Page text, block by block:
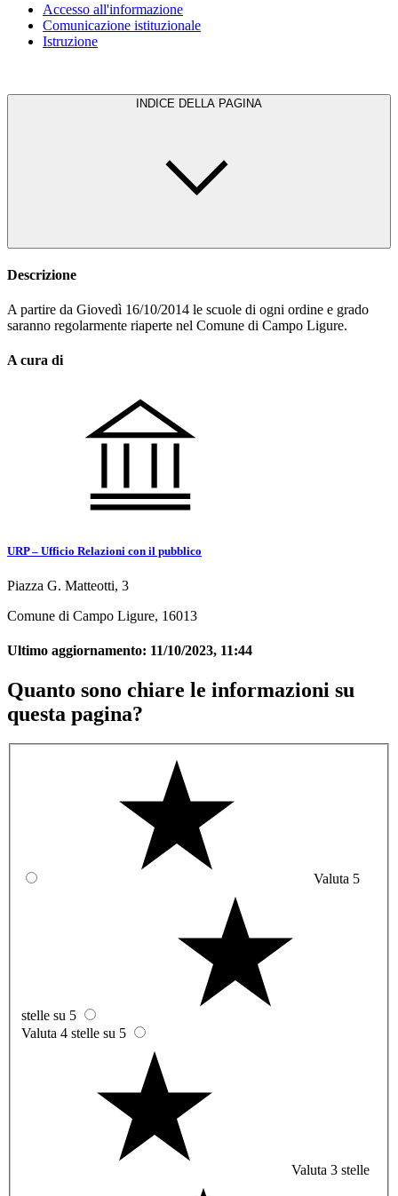
Accesso all'informazione
Comunicazione istituzionale
Istruzione
INDICE DELLA PAGINA
Descrizione
A partire da Giovedì 16/10/2014 le scuole di ogni ordine e grado
saranno regolarmente riaperte nel Comune di Campo Ligure.
A cura di
URP – Ufficio Relazioni con il pubblico
Piazza G. Matteotti, 3
Comune di Campo Ligure, 16013
Ultimo aggiornamento: 11/10/2023, 11:44
Quanto sono chiare le informazioni su
questa pagina?
Valuta 5
stelle su 5
Valuta 4 stelle su 5
Valuta 3 stelle